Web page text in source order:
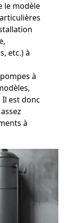
le modèle
etc.) à
à
est donc
à